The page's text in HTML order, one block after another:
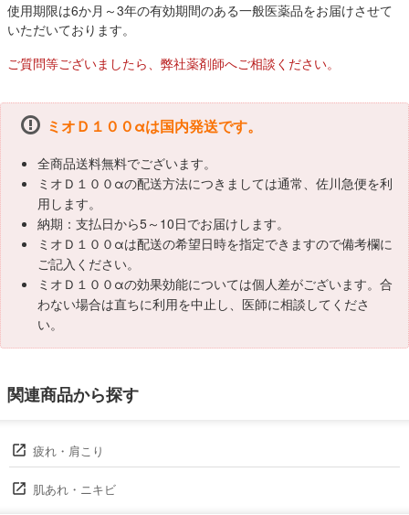
使用期限は6か月～3年の有効期間のある一般医薬品をお届けさせて
いただいております。
ご質問等ございましたら、弊社薬剤師へご相談ください。
ミオＤ１００αは国内発送です。
全商品送料無料でございます。
ミオＤ１００αの配送方法につきましては通常、佐川急便を利
用します。
納期：支払日から5～10日でお届けします。
ミオＤ１００αは配送の希望日時を指定できますので備考欄に
ご記入ください。
ミオＤ１００αの効果効能については個人差がございます。合
わない場合は直ちに利用を中止し、医師に相談してくださ
い。
関連商品から探す
疲れ・肩こり
肌あれ・ニキビ